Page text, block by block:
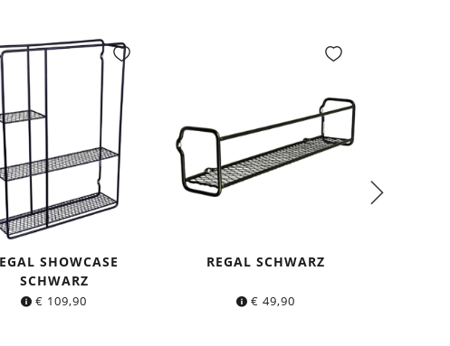
SHOWCASE
SCHWARZ
€ 109,90
REGAL SCHWARZ
€ 49,90